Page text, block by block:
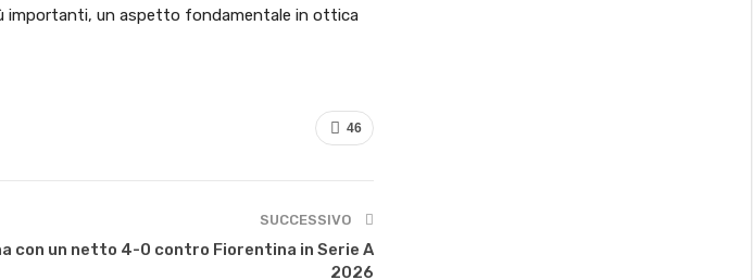
importanti, un aspetto fondamentale in ottica
46
SUCCESSIVO
con un netto 4-0 contro Fiorentina in Serie A
2026